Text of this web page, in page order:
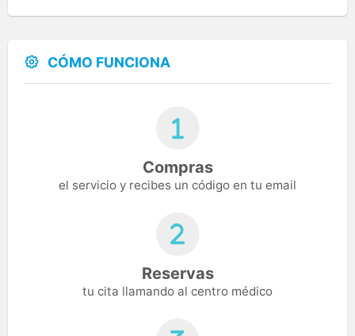
CÓMO FUNCIONA
Compras
el servicio y recibes un código en tu email
Reservas
tu cita llamando al centro médico